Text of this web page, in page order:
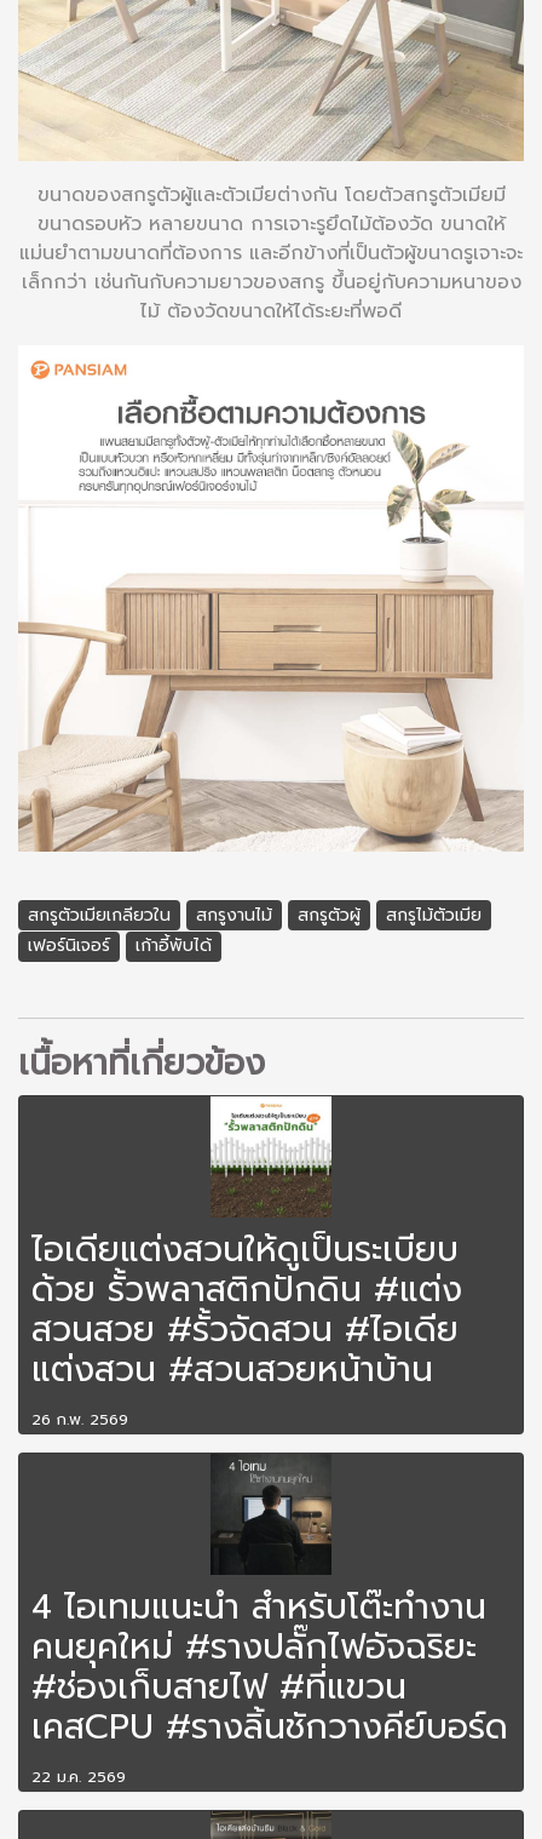
ขนาดของสกรูตัวผู้และตัวเมียต่างกัน โดยตัวสกรูตัวเมียมี
ขนาดรอบหัว หลายขนาด การเจาะรูยึดไม้ต้องวัด ขนาดให้
แม่นยำตามขนาดที่ต้องการ และอีกข้างที่เป็นตัวผู้ขนาดรูเจาะจะ
เล็กกว่า เช่นกันกับความยาวของสกรู ขึ้นอยู่กับความหนาของ
ไม้ ต้องวัดขนาดให้ได้ระยะที่พอดี
สกรูตัวเมียเกลียวใน สกรูงานไม้ สกรูตัวผู้
สกรูไม้ตัวเมีย
เฟอร์นิเจอร์
เก้าอี้พับได้
เนื้อหาที่เกี่ยวข้อง
ไอเดียแต่งสวนให้ดูเป็นระเบียบ
ด้วย รั้วพลาสติกปักดิน #แต่ง
สวนสวย #รั้วจัดสวน #ไอเดีย
แต่งสวน #สวนสวยหน้าบ้าน
26 ก.พ. 2569
4 ไอเทมแนะนำ สำหรับโต๊ะทำงาน
คนยุคใหม่ #รางปลั๊กไฟอัจฉริยะ
#ช่องเก็บสายไฟ #ที่แขวน
เคสCPU #รางลิ้นชักวางคีย์บอร์ด
22 ม.ค. 2569